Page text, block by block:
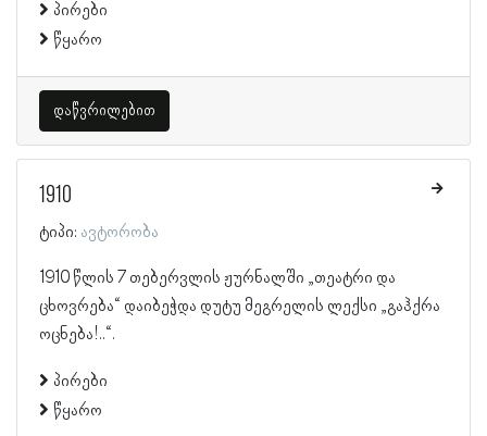
პირები
წყარო
დაწვრილებით
1910
ტიპი: ავტორობა
1910 წლის 7 თებერვლის ჟურნალში „თეატრი და
ცხოვრება“ დაიბეჭდა დუტუ მეგრელის ლექსი „გაჰქრა
ოცნება!..“.
პირები
წყარო